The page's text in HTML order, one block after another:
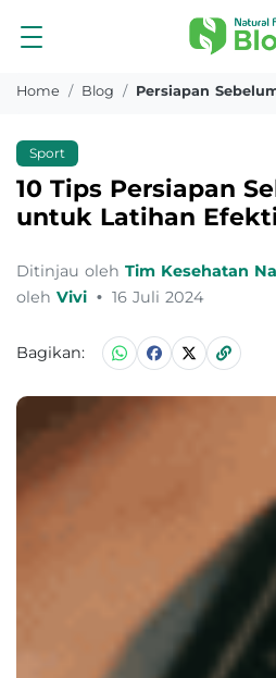
Home Blog Persiapan
Sport
10 Tips Persiapan
untuk Latihan
Ditinjau oleh Tim Kesehatan
oleh Vivi • 16 Juli 2024
Bagikan: